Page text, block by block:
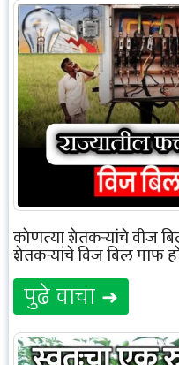
कोणत्या शेतकऱ्यांचे वीज
शेतकऱ्यांचे विज बिल माफ
पुढे वाचा ➜